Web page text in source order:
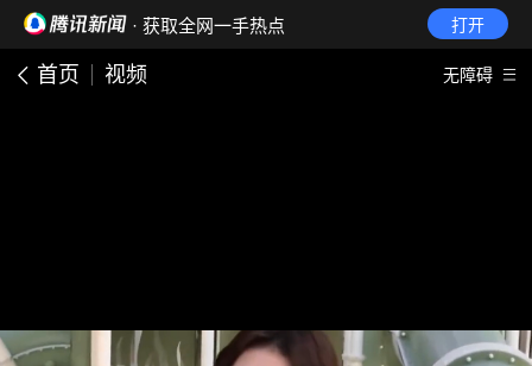
· 获取全网一手热点 打开
首页 视频 无障碍